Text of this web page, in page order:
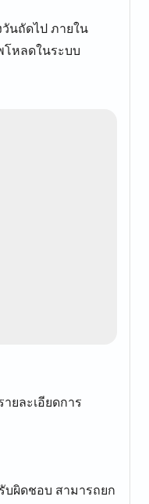
วันถัดไป ภายใน
หลดในระบบ
ยละเอียดการ
ผิดชอบ สามารถยก